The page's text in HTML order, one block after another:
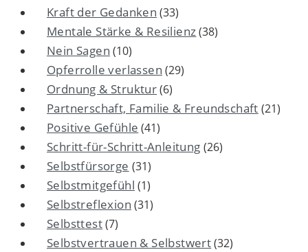
Kraft der Gedanken (33)
Mentale Stärke & Resilienz(38)
Nein Sagen (10)
Opferrolle verlassen (29)
Ordnung & Struktur(6)
Partnerschaft, Familie & Freundschaft (21)
Positive Gefühle (41)
Schritt-für-Schritt-Anleitung (26)
Selbstfürsorge (31)
Selbstmitgefühl (1)
Selbstreflexion (31)
Selbsttest(7)
Selbstvertrauen & Selbstwert(32)